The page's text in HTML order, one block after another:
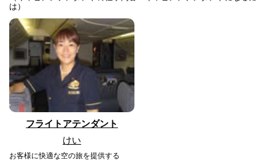
は）
フライトアテンダント
けい
お客様に快適な空の旅を提供する